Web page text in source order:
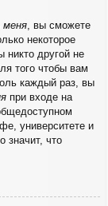
меня , вы сможете
некоторое
никто другой не
того чтобы вам
каждый раз, вы
при входе на
университете и
значит, что